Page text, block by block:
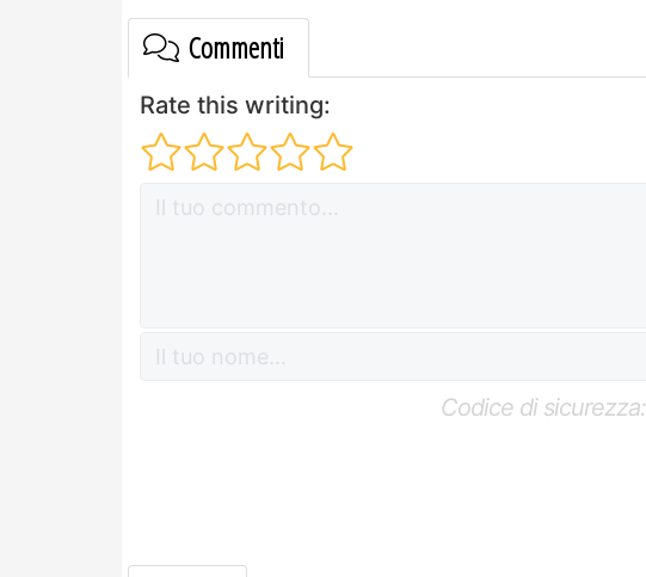
Commenti
Rate this writing:
Codice di sicurezza: